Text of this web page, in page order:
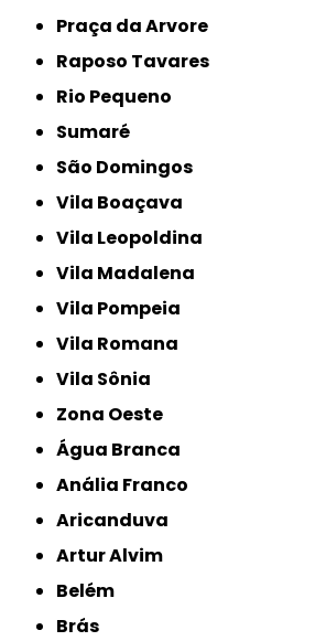
Praça da Arvore
Raposo Tavares
Rio Pequeno
Sumaré
São Domingos
Vila Boaçava
Vila Leopoldina
Vila Madalena
Vila Pompeia
Vila Romana
Vila Sônia
Zona Oeste
Água Branca
Anália Franco
Aricanduva
Artur Alvim
Belém
Brás